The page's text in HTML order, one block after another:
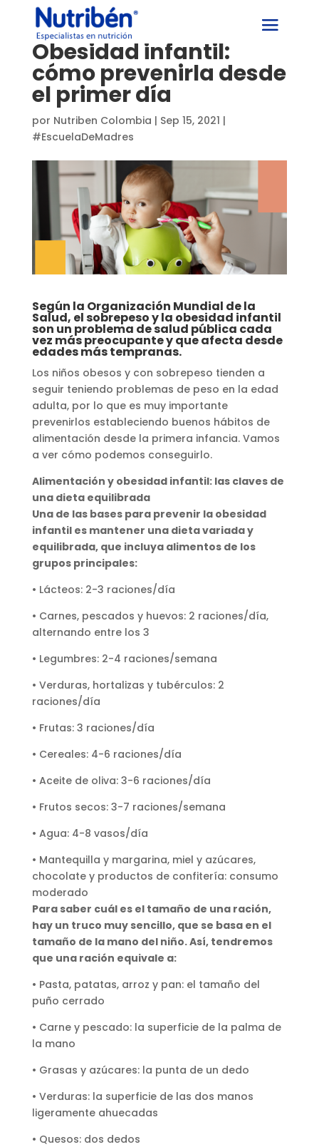
Obesidad infantil:
cómo prevenirla desde
el primer día
por Nutriben Colombia | Sep 15, 2021 |
#EscuelaDeMadres
Según la Organización Mundial de la
Salud, el sobrepeso y la obesidad infantil
son un problema de salud pública cada
vez más preocupante y que afecta desde
edades más tempranas.
Los niños obesos y con sobrepeso tienden a
seguir teniendo problemas de peso en la edad
adulta, por lo que es muy importante
prevenirlos estableciendo buenos hábitos de
alimentación desde la primera infancia. Vamos
a ver cómo podemos conseguirlo.
Alimentación y obesidad infantil: las claves de
una dieta equilibrada
Una de las bases para prevenir la obesidad
infantil es mantener una dieta variada y
equilibrada, que incluya alimentos de los
grupos principales:
• Lácteos: 2-3 raciones/día
• Carnes, pescados y huevos: 2 raciones/día,
alternando entre los 3
• Legumbres: 2-4 raciones/semana
• Verduras, hortalizas y tubérculos: 2
raciones/día
• Frutas: 3 raciones/día
• Cereales: 4-6 raciones/día
• Aceite de oliva: 3-6 raciones/día
• Frutos secos: 3-7 raciones/semana
• Agua: 4-8 vasos/día
• Mantequilla y margarina, miel y azúcares,
chocolate y productos de confitería: consumo
moderado
Para saber cuál es el tamaño de una ración,
hay un truco muy sencillo, que se basa en el
tamaño de la mano del niño. Así, tendremos
que una ración equivale a:
• Pasta, patatas, arroz y pan: el tamaño del
puño cerrado
• Carne y pescado: la superficie de la palma de
la mano
• Grasas y azúcares: la punta de un dedo
• Verduras: la superficie de las dos manos
ligeramente ahuecadas
• Quesos: dos dedos